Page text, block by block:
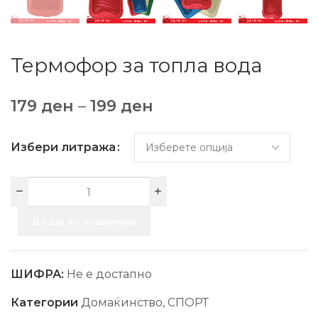
Термофор за топла вода
179 ден – 199 ден
Избери литража
ШИФРА: Не е достапно
Категории Домаќинство, СПОРТ